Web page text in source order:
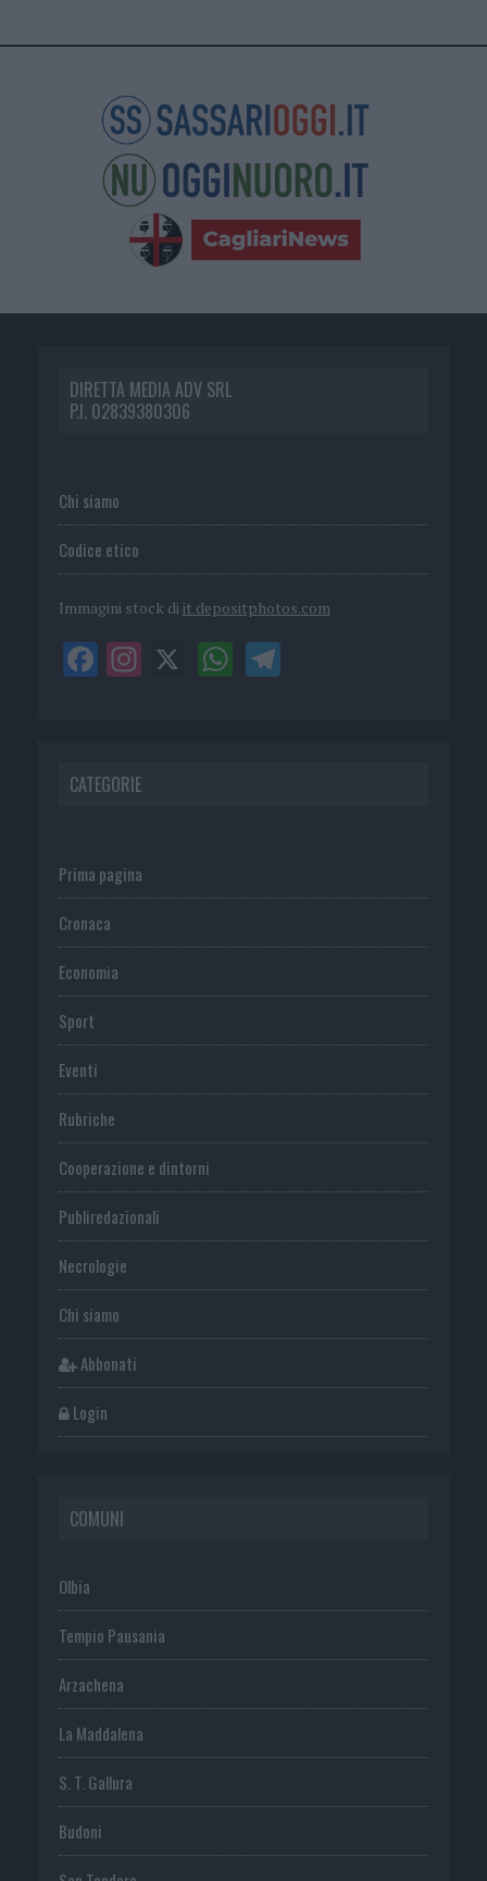
DIRETTA MEDIA ADV SRL
P.I. 02839380306
Chi siamo
Codice etico
Immagini stock di it.depositphotos.com
CATEGORIE
Prima pagina
Cronaca
Economia
Sport
Eventi
Rubriche
Cooperazione e dintorni
Publiredazionali
Necrologie
Chi siamo
Abbonati
Login
COMUNI
Olbia
Tempio Pausania
Arzachena
La Maddalena
S. T. Gallura
Budoni